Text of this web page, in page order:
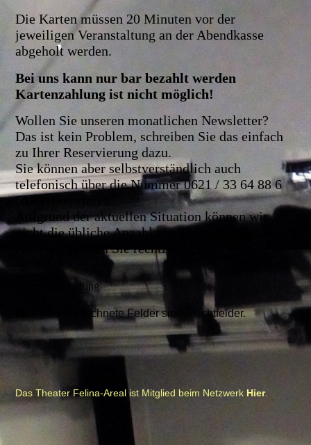
Die Karten müssen 20 Minuten vor der
jeweiligen Veranstaltung an der Abendkasse
abgeholt werden.
Bei uns kann nur bar bezahlt werden
Kartenzahlung ist nicht möglich!
Wollen Sie unseren monatlichen Newsletter?
Das ist kein Problem, schreiben Sie das einfach
zu Ihrer Reservierung dazu.
Sie können aber selbstverständlich auch
telefonisch über die Nummer 0621 / 33 64 88 6
(AB) reservieren.
Aufgrund der aktuellen Situation können wir
nicht die übliche Anzahl von Plätzen anbieten.
Also reservieren Sie rechtzeitig.
Kartenreservierung
Mit * gekennzeichnete Felder sind Pflichtfelder.
Das Theater Felina-Areal ist Mitglied beim Netzwerk Hier.